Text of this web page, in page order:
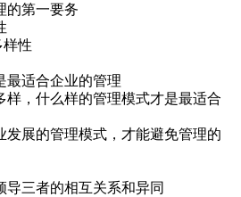
的第一要务
样性
最适合企业的管理
样，什么样的管理模式才是最适合
发展的管理模式，才能避免管理的
三者的相互关系和异同